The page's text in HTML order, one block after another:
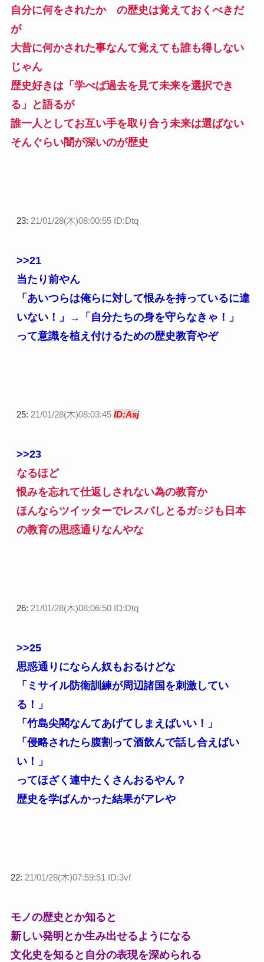
自分に何をされたか の歴史は覚えておくべきだ
が
大昔に何かされた事なんて覚えても誰も得しない
じゃん
歴史好きは「学べば過去を見て未来を選択でき
る」と語るが
誰一人としてお互い手を取り合う未来は選ばない
そんぐらい闇が深いのが歴史
23: 21/01/28(木)08:00:55 ID:Dtq
>>21
当たり前やん
「あいつらは俺らに対して恨みを持っているに違
いない！」→「自分たちの身を守らなきゃ！」
って意識を植え付けるための歴史教育やぞ
25: 21/01/28(木)08:03:45 ID:Asj
>>23
なるほど
恨みを忘れて仕返しされない為の教育か
ほんならツイッターでレスバしとるガ○ジも日本
の教育の思惑通りなんやな
26: 21/01/28(木)08:06:50 ID:Dtq
>>25
思惑通りにならん奴もおるけどな
「ミサイル防衛訓練が周辺諸国を刺激してい
る！」
「竹島尖閣なんてあげてしまえばいい！」
「侵略されたら腹割って酒飲んで話し合えばい
い！」
ってほざく連中たくさんおるやん？
歴史を学ばんかった結果がアレや
22: 21/01/28(木)07:59:51 ID:3vf
モノの歴史とか知ると
新しい発明とか生み出せるようになる
文化史を知ると自分の表現を深められる